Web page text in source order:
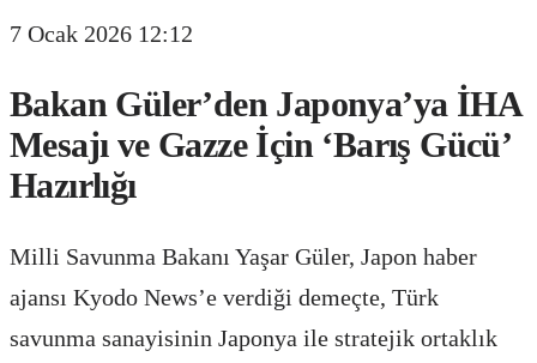
7 Ocak 2026 12:12
Bakan Güler’den Japonya’ya İHA
Mesajı ve Gazze İçin ‘Barış Gücü’
Hazırlığı
Milli Savunma Bakanı Yaşar Güler, Japon haber
ajansı Kyodo News’e verdiği demeçte, Türk
savunma sanayisinin Japonya ile stratejik ortaklık